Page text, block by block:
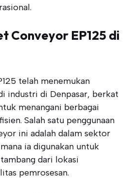
Conveyor EP125 di
telah menemukan
industri di Denpasar, berkat
menangani berbagai
Salah satu penggunaan
ini adalah dalam sektor
ia digunakan untuk
dari lokasi
pemrosesan.